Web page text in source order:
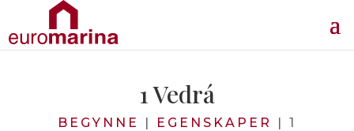
1 Vedrá
BEGYNNE | EGENSKAPER | 1